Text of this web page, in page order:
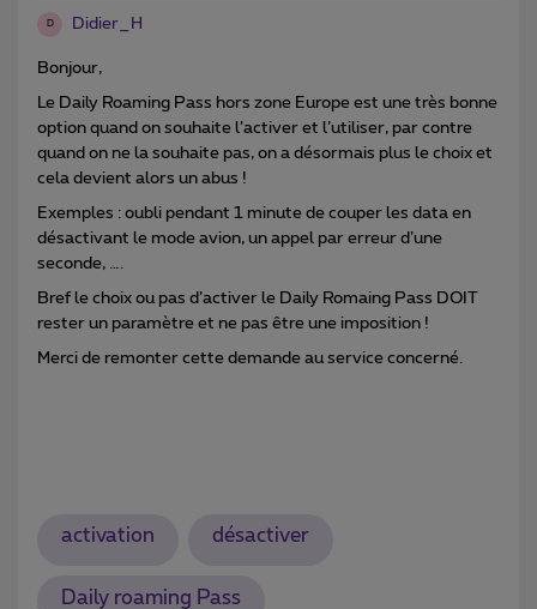
D Didier_H
Bonjour,
Le Daily Roaming Pass hors zone Europe est une très bonne
option quand on souhaite l’activer et l’utiliser, par contre
quand on ne la souhaite pas, on a désormais plus le choix et
cela devient alors un abus !
Exemples : oubli pendant 1 minute de couper les data en
désactivant le mode avion, un appel par erreur d’une
seconde, ….
Bref le choix ou pas d’activer le Daily Romaing Pass DOIT
rester un paramètre et ne pas être une imposition !
Merci de remonter cette demande au service concerné.
activation désactiver
Daily roaming Pass